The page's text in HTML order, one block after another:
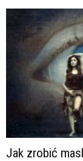
Jak zrobić